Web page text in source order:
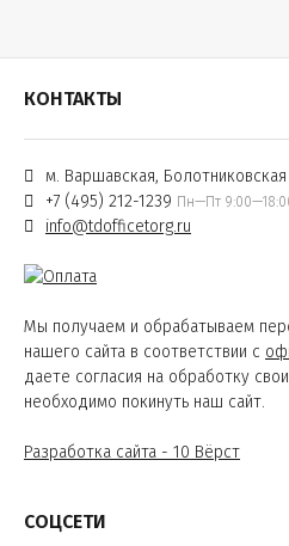
КОНТАКТЫ
м. Варшавская,
+7 (495) 212-1239 Пн—Пт
info@tdofficetorg.ru
Мы получаем и обрабатываем
нашего сайта в соответствии с
даете согласия на обработку
необходимо покинуть наш сайт.
Разработка сайта - 10 Вёрст
СОЦСЕТИ